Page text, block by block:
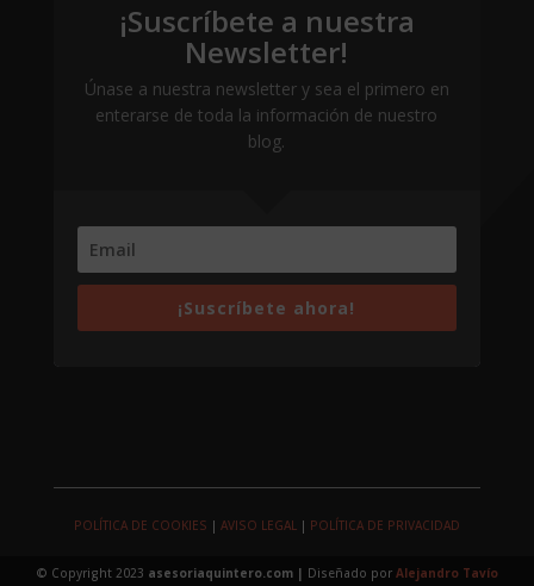
¡Suscríbete a nuestra
Newsletter!
Únase a nuestra newsletter y sea el primero en
enterarse de toda la información de nuestro
blog.
¡Suscríbete ahora!
POLÍTICA DE COOKIES | AVISO LEGAL| POLÍTICA DE PRIVACIDAD
© Copyright 2023 asesoriaquintero.com | Diseñado por Alejandro Tavío